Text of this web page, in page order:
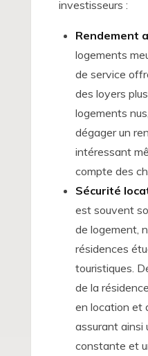
investisseurs :
Rendement
logements
de service
des loyers
logements
dégager un
intéressant
compte des
Sécurité
est souvent
de logement,
résidences
touristiques.
de la
en location et
assurant ainsi
constante et